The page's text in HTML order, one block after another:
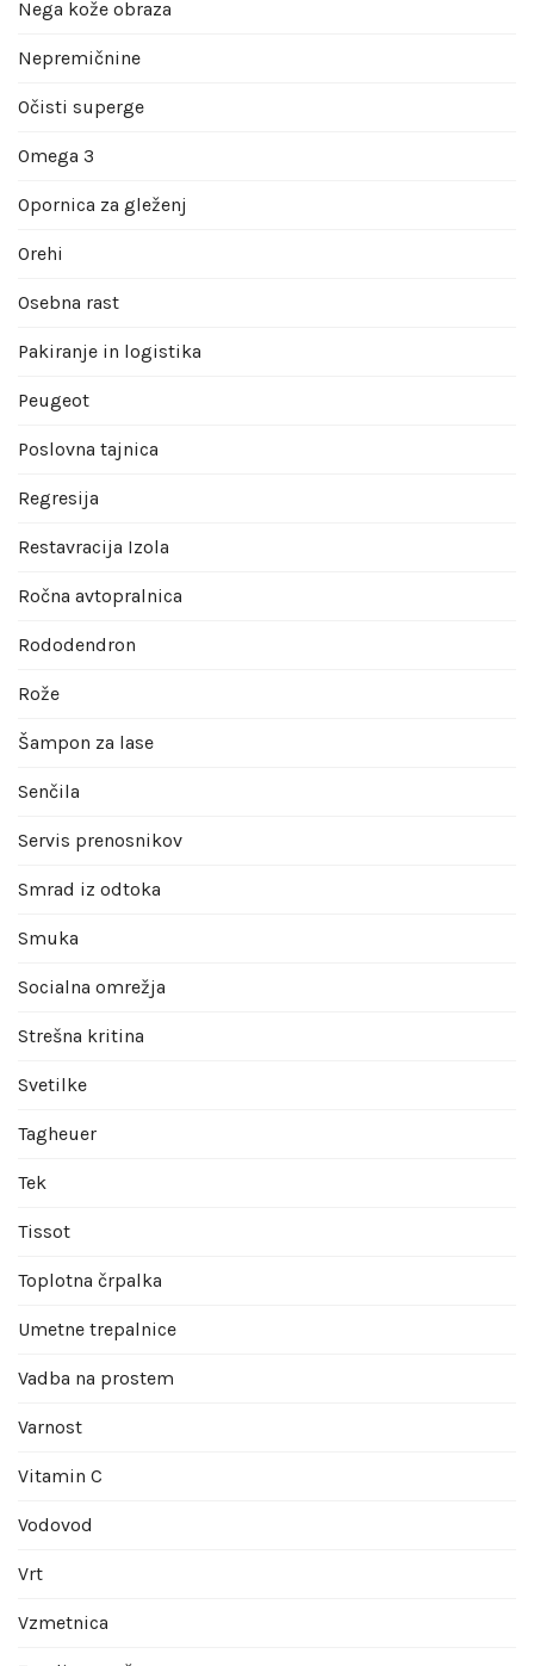
Nega kože obraza
Nepremičnine
Očisti superge
Omega 3
Opornica za gleženj
Orehi
Osebna rast
Pakiranje in logistika
Peugeot
Poslovna tajnica
Regresija
Restavracija Izola
Ročna avtopralnica
Rododendron
Rože
Šampon za lase
Senčila
Servis prenosnikov
Smrad iz odtoka
Smuka
Socialna omrežja
Strešna kritina
Svetilke
Tagheuer
Tek
Tissot
Toplotna črpalka
Umetne trepalnice
Vadba na prostem
Varnost
Vitamin C
Vodovod
Vrt
Vzmetnica